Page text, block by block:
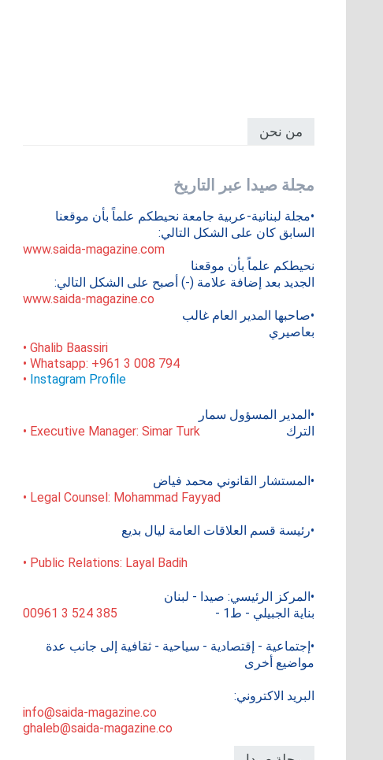
من نحن
مجلة صيدا عبر التاريخ
•مجلة لبنانية-عربية جامعة نحيطكم علماً بأن موقعنا
السابق كان على الشكل التالي:
www.saida-magazine.com
نحيطكم علماً بأن موقعنا
الجديد بعد إضافة علامة (-) أصبح على الشكل التالي:
www.saida-magazine.co
•صاحبها المدير العام غالب
بعاصيري
• Ghalib Baassiri
• Whatsapp: +961 3 008 794
• Instagram Profile
•المدير المسؤول سمار
الترك
• Executive Manager: Simar Turk
•المستشار القانوني محمد فياض
• Legal Counsel: Mohammad Fayyad
•رئيسة قسم العلاقات العامة ليال بديع
• Public Relations: Layal Badih
•المركز الرئيسي: صيدا - لبنان
بناية الجبيلي - ط1 -
00961 3 524 385
•إجتماعية - إقتصادية - سياحية - ثقافية إلى جانب عدة
مواضيع أخرى
البريد الاكتروني:
info@saida-magazine.co
ghaleb@saida-magazine.co